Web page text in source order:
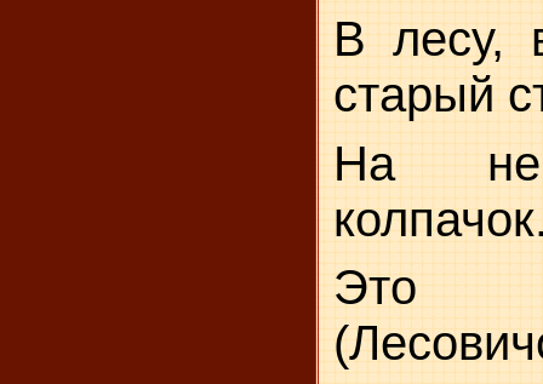
В лесу,
старый
На
Это